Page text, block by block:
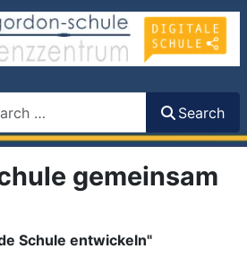
Search
gemeinsam
Schule entwickeln"